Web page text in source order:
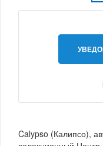
Calypso (Калипсо),